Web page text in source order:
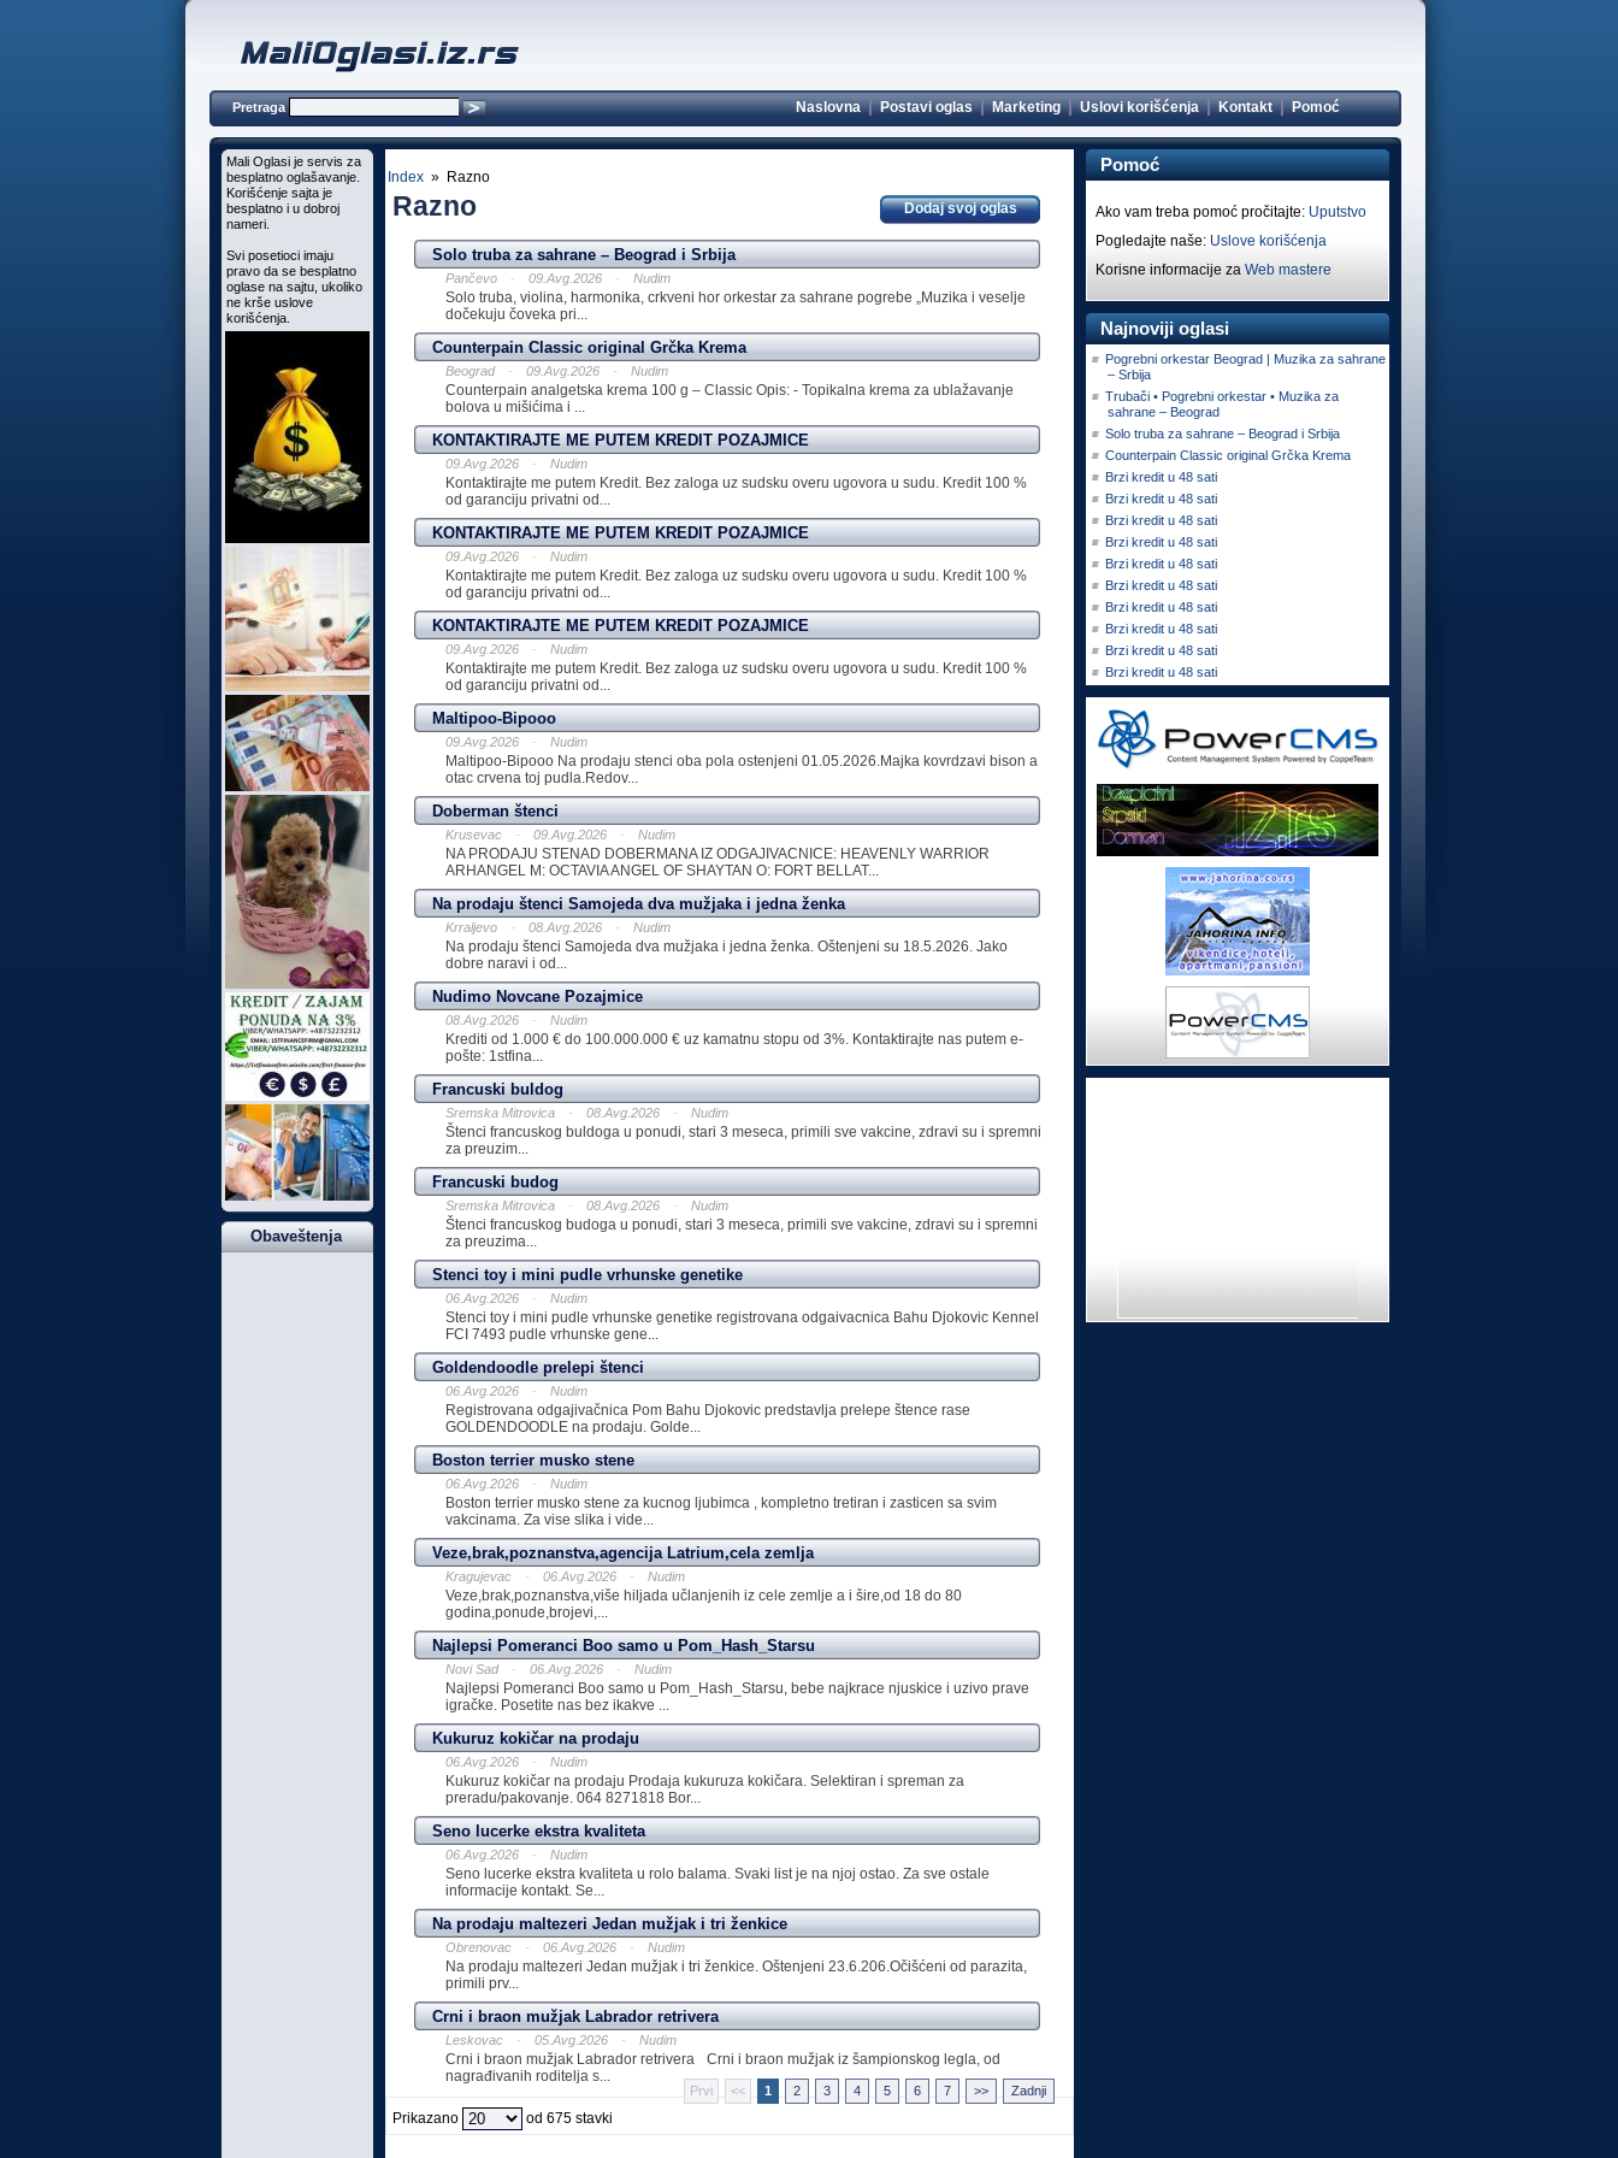
Pretraga Naslovna|Postavi oglas|Marketing|Uslovi korišćenja|Kontakt|Pomoć
Index» Razno
Razno Dodaj svoj oglas
Solo truba za sahrane – Beograd i Srbija
Pančevo - 09.Avg.2026 - Nudim
Solo truba, violina, harmonika, crkveni hor orkestar za sahrane pogrebe „Muzika i veselje
dočekuju čoveka pri...
Counterpain Classic original Grčka Krema
Beograd - 09.Avg.2026 - Nudim
Counterpain analgetska krema 100 g – Classic Opis: - Topikalna krema za ublažavanje
bolova u mišićima i ...
KONTAKTIRAJTE ME PUTEM KREDIT POZAJMICE
09.Avg.2026 - Nudim
Kontaktirajte me putem Kredit. Bez zaloga uz sudsku overu ugovora u sudu. Kredit 100 %
od garanciju privatni od...
KONTAKTIRAJTE ME PUTEM KREDIT POZAJMICE
09.Avg.2026 - Nudim
Kontaktirajte me putem Kredit. Bez zaloga uz sudsku overu ugovora u sudu. Kredit 100 %
od garanciju privatni od...
KONTAKTIRAJTE ME PUTEM KREDIT POZAJMICE
09.Avg.2026 - Nudim
Kontaktirajte me putem Kredit. Bez zaloga uz sudsku overu ugovora u sudu. Kredit 100 %
od garanciju privatni od...
Maltipoo-Bipooo
09.Avg.2026 - Nudim
Maltipoo-Bipooo Na prodaju stenci oba pola ostenjeni 01.05.2026.Majka kovrdzavi bison a
otac crvena toj pudla.Redov...
Doberman štenci
Krusevac - 09.Avg.2026 - Nudim
NA PRODAJU STENAD DOBERMANA IZ ODGAJIVACNICE: HEAVENLY WARRIOR
ARHANGEL M: OCTAVIA ANGEL OF SHAYTAN O: FORT BELLAT...
Na prodaju štenci Samojeda dva mužjaka i jedna ženka
Krraljevo - 08.Avg.2026 - Nudim
Na prodaju štenci Samojeda dva mužjaka i jedna ženka. Oštenjeni su 18.5.2026. Jako
dobre naravi i od...
Nudimo Novcane Pozajmice
08.Avg.2026 - Nudim
Krediti od 1.000 € do 100.000.000 € uz kamatnu stopu od 3%. Kontaktirajte nas putem e-
pošte: 1stfina...
Francuski buldog
Sremska Mitrovica - 08.Avg.2026 - Nudim
Štenci francuskog buldoga u ponudi, stari 3 meseca, primili sve vakcine, zdravi su i spremni
za preuzim...
Francuski budog
Sremska Mitrovica - 08.Avg.2026 - Nudim
Štenci francuskog budoga u ponudi, stari 3 meseca, primili sve vakcine, zdravi su i spremni
za preuzima...
Stenci toy i mini pudle vrhunske genetike
06.Avg.2026 - Nudim
Stenci toy i mini pudle vrhunske genetike registrovana odgaivacnica Bahu Djokovic Kennel
FCI 7493 pudle vrhunske gene...
Goldendoodle prelepi štenci
06.Avg.2026 - Nudim
Registrovana odgajivačnica Pom Bahu Djokovic predstavlja prelepe štence rase
GOLDENDOODLE na prodaju. Golde...
Boston terrier musko stene
06.Avg.2026 - Nudim
Boston terrier musko stene za kucnog ljubimca , kompletno tretiran i zasticen sa svim
vakcinama. Za vise slika i vide...
Veze,brak,poznanstva,agencija Latrium,cela zemlja
Kragujevac - 06.Avg.2026 - Nudim
Veze,brak,poznanstva,više hiljada učlanjenih iz cele zemlje a i šire,od 18 do 80
godina,ponude,brojevi,...
Najlepsi Pomeranci Boo samo u Pom_Hash_Starsu
Novi Sad - 06.Avg.2026 - Nudim
Najlepsi Pomeranci Boo samo u Pom_Hash_Starsu, bebe najkrace njuskice i uzivo prave
igračke. Posetite nas bez ikakve ...
Kukuruz kokičar na prodaju
06.Avg.2026 - Nudim
Kukuruz kokičar na prodaju Prodaja kukuruza kokičara. Selektiran i spreman za
preradu/pakovanje. 064 8271818 Bor...
Seno lucerke ekstra kvaliteta
06.Avg.2026 - Nudim
Seno lucerke ekstra kvaliteta u rolo balama. Svaki list je na njoj ostao. Za sve ostale
informacije kontakt. Se...
Na prodaju maltezeri Jedan mužjak i tri ženkice
Obrenovac - 06.Avg.2026 - Nudim
Na prodaju maltezeri Jedan mužjak i tri ženkice. Oštenjeni 23.6.206.Očišćeni od parazita,
primili prv...
Crni i braon mužjak Labrador retrivera
Leskovac - 05.Avg.2026 - Nudim
Crni i braon mužjak Labrador retrivera Crni i braon mužjak iz šampionskog legla, od
nagrađivanih roditelja s...
Prikazano od 675 stavki
Prvi << 1 2 3 4 5 6 7 >> Zadnji
Mali Oglasi je servis za
besplatno oglašavanje.
Korišćenje sajta je
besplatno i u dobroj
nameri.
Svi posetioci imaju
pravo da se besplatno
oglase na sajtu, ukoliko
ne krše uslove
korišćenja.
Obaveštenja
Pomoć
Ako vam treba pomoć pročitajte: Uputstvo
Pogledajte naše: Uslove korišćenja
Korisne informacije za Web mastere
Najnoviji oglasi
Pogrebni orkestar Beograd | Muzika za sahrane
– Srbija
Trubači • Pogrebni orkestar • Muzika za
sahrane – Beograd
Solo truba za sahrane – Beograd i Srbija
Counterpain Classic original Grčka Krema
Brzi kredit u 48 sati
Brzi kredit u 48 sati
Brzi kredit u 48 sati
Brzi kredit u 48 sati
Brzi kredit u 48 sati
Brzi kredit u 48 sati
Brzi kredit u 48 sati
Brzi kredit u 48 sati
Brzi kredit u 48 sati
Brzi kredit u 48 sati